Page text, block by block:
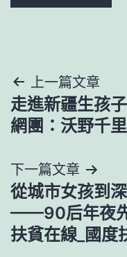
文
章
覽
上一篇文章
走進新疆生孩
網團：沃野千
下一篇文章
從城市女孩到
——90后年夜先
扶貧在線_國度